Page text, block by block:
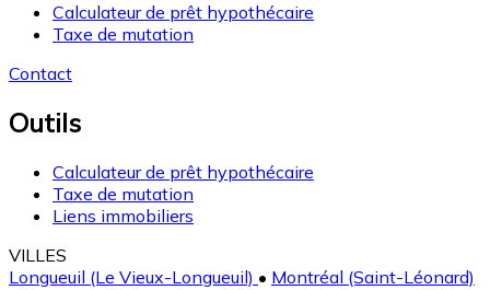
Calculateur de prêt hypothécaire
Taxe de mutation
Contact
Outils
Calculateur de prêt hypothécaire
Taxe de mutation
Liens immobiliers
VILLES
Longueuil (Le Vieux-Longueuil) • Montréal (Saint-Léonard)